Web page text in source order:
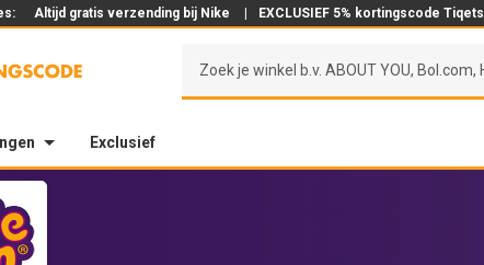
Altijd gratis verzending bij Nike EXCLUSIEF 5% kortingscode Tiqets
Exclusief